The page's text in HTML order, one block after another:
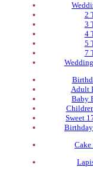
2
3
4
5
7
Adult
Baby
Sweet